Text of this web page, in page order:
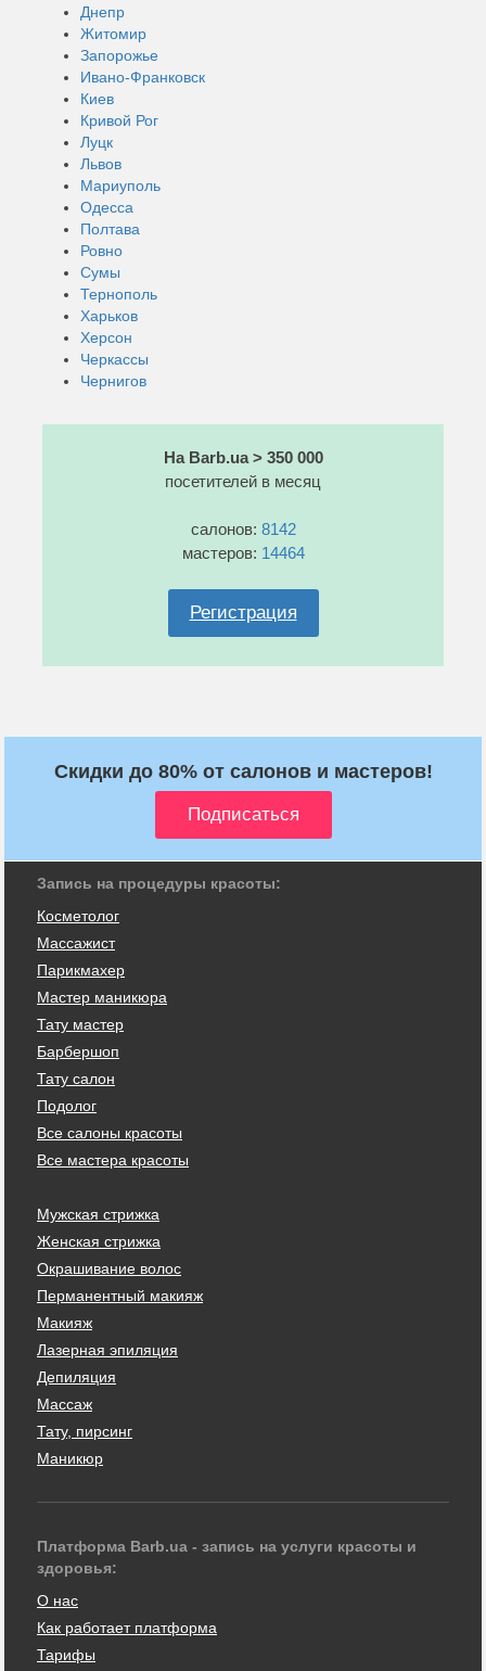
Днепр
Житомир
Запорожье
Ивано-Франковск
Киев
Кривой Рог
Луцк
Львов
Мариуполь
Одесса
Полтава
Ровно
Сумы
Тернополь
Харьков
Херсон
Черкассы
Чернигов
На Barb.ua > 350 000
посетителей в месяц
салонов: 8142
мастеров: 14464
Регистрация
Скидки до 80% от салонов и мастеров!
Запись на процедуры красоты:
Косметолог
Массажист
Парикмахер
Мастер маникюра
Тату мастер
Барбершоп
Тату салон
Подолог
Все салоны красоты
Все мастера красоты
Мужская стрижка
Женская стрижка
Окрашивание волос
Перманентный макияж
Макияж
Лазерная эпиляция
Депиляция
Массаж
Тату, пирсинг
Маникюр
Платформа Barb.ua - запись на услуги красоты и
здоровья:
О нас
Как работает платформа
Тарифы